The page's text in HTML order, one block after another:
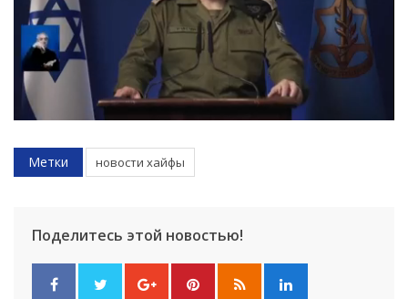
Метки новости хайфы
Поделитесь этой новостью!